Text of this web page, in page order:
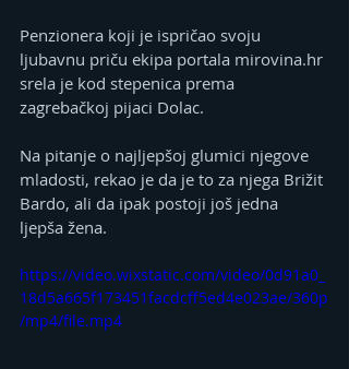
Penzionera koji je ispričao svoju
ljubavnu priču ekipa portala mirovina.hr
srela je kod stepenica prema
zagrebačkoj pijaci Dolac.
Na pitanje o najljepšoj glumici njegove
mladosti, rekao je da je to za njega Brižit
Bardo, ali da ipak postoji još jedna
ljepša žena.
https://video.wixstatic.com/video/0d91a0_
18d5a665f173451facdcff5ed4e023ae/360p
/mp4/file.mp4